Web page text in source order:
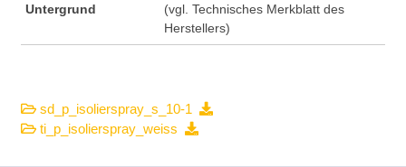
Untergrund
(vgl. Technisches Merkblatt des
Herstellers)
sd_p_isolierspray_s_10-1
ti_p_isolierspray_weiss